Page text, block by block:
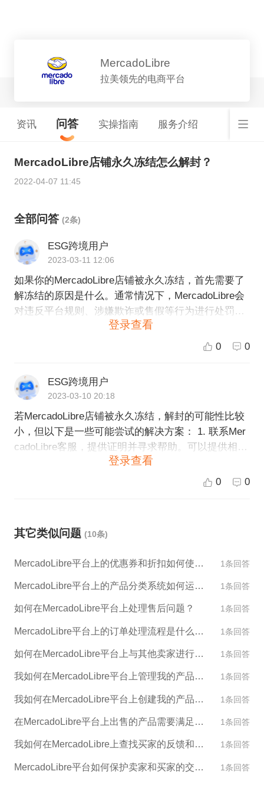
MercadoLibre
拉美领先的电商平台
资讯 问答 实操指南 服务介绍
MercadoLibre店铺永久冻结怎么解封？
2022-04-07 11:45
全部问答 (2条)
ESG跨境用户
2023-03-11 12:06
如果你的MercadoLibre店铺被永久冻结，首先需要了
解冻结的原因是什么。通常情况下，MercadoLibre会
对违反平台规则、涉嫌欺诈或售假等行为进行处罚，
包括暂停或永久冻结店铺，以维护平台的健康和秩
积极与MercadoLibre合作。 以下是一些可能的步骤：
1. 向MercadoLibre客服反馈问题； 2. 提供相关的证据
或信息，证明你没有违反平台规则，或者解释任何误
解； 3. 如果你的店铺被冻结是由于欺诈或售假行为，
那么解封的机会可能就比较小，但是你可以致电Merc
adoLibre，查看是否能够对解决问题提供帮助。 总
之，在解决问题和解封店铺方面，与MercadoLibre保
发生。
登录查看
0 0
ESG跨境用户
2023-03-10 20:18
若MercadoLibre店铺被永久冻结，解封的可能性比较
小，但以下是一些可能尝试的解决方案： 1. 联系Mer
cadoLibre客服，提供证明并寻求帮助。可以提供相关
证据和文件以证明店铺的合法经营和诚信经营。 2. 如
果冻结是由于违反了平台规定而导致的，则需要查看
的权益。 无论如何，尽早采取行动，并尝试多种解决
登录查看
0 0
其它类似问题 (10条)
MercadoLibre平台上的优惠券和折扣如何使用？ 1条回答
MercadoLibre平台上的产品分类系统如何运作？ 1条回答
如何在MercadoLibre平台上处理售后问题？ 1条回答
MercadoLibre平台上的订单处理流程是什么样的？ 1条回答
如何在MercadoLibre平台上与其他卖家进行交流和合作？ 1条回答
我如何在MercadoLibre平台上管理我的产品库存？ 1条回答
我如何在MercadoLibre平台上创建我的产品描述和图片？ 1条回答
在MercadoLibre平台上出售的产品需要满足哪些标准？ 1条回答
我如何在MercadoLibre上查找买家的反馈和评论？ 1条回答
MercadoLibre平台如何保护卖家和买家的交易安全？ 1条回答